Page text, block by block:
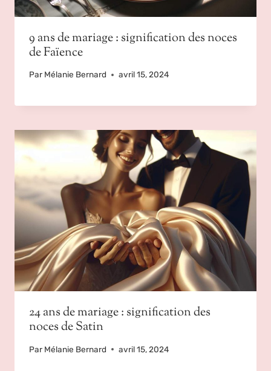
9 ans de mariage : signification des noces
de Faïence
Par Mélanie Bernard avril 15, 2024
24 ans de mariage : signification des
noces de Satin
Par Mélanie Bernard avril 15, 2024